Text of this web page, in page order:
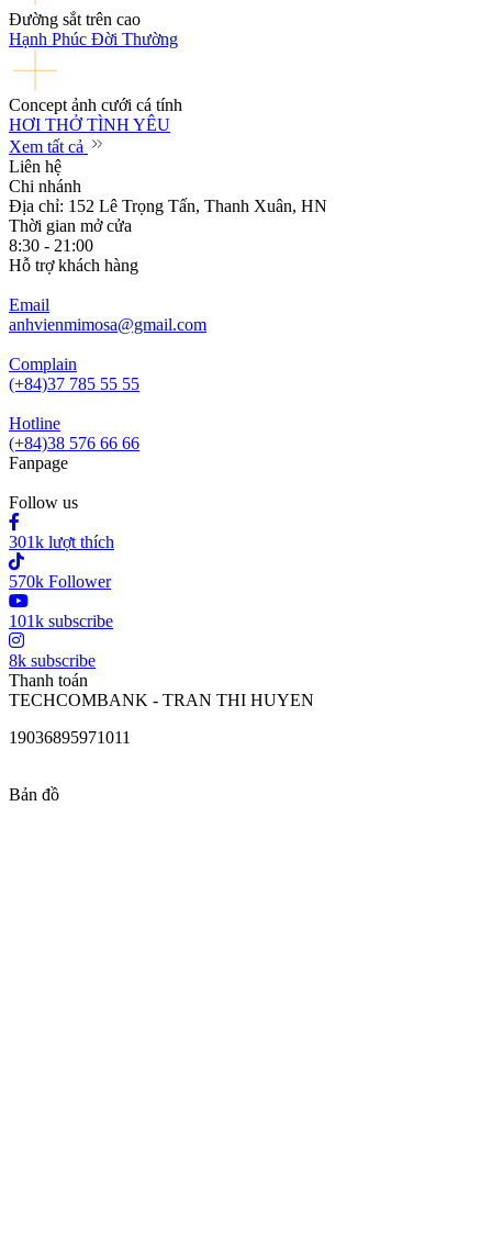
Đường sắt trên cao
Hạnh Phúc Đời Thường
Concept ảnh cưới cá tính
HƠI THỞ TÌNH YÊU
Xem tất cả
Liên hệ
Chi nhánh
Địa chỉ: 152 Lê Trọng Tấn, Thanh Xuân, HN
Thời gian mở cửa
8:30 - 21:00
Hỗ trợ khách hàng
Email
anhvienmimosa@gmail.com
Complain
(+84)37 785 55 55
Hotline
(+84)38 576 66 66
Fanpage
Follow us
301k lượt thích
570k Follower
101k subscribe
8k subscribe
Thanh toán
TECHCOMBANK - TRAN THI HUYEN
19036895971011
Bản đồ